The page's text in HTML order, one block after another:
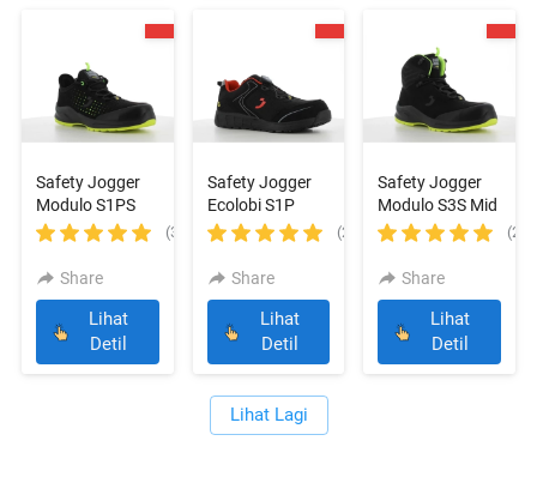
Safety Jogger
Modulo S1PS
Low Perf Black
(3)
Share
`
Lihat
Detil
Safety Jogger
Ecolobi S1P
Low TLS Black
(2)
Share
`
Lihat
Detil
Safety Jogger
Modulo S3S Mid
Black
(2)
Share
`
Lihat
Detil
`Lihat Lagi